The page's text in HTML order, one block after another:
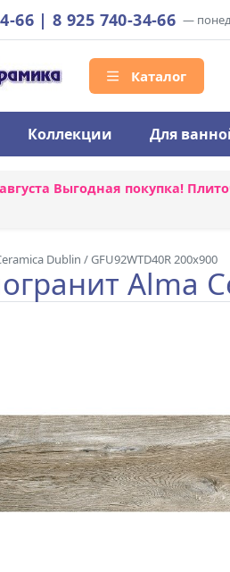
66 |8 925 740-34-66 —
Каталог
Коллекции Для
Выгодная покупка!
Dublin /GFU92WTD40R 200x900
Alma